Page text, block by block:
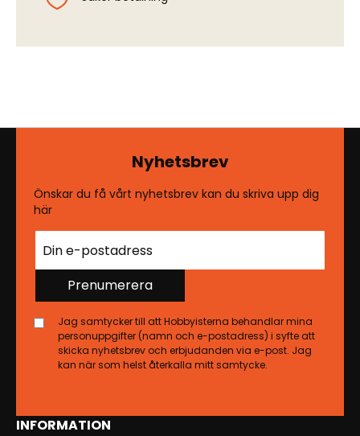
INFORMATION
Nyhetsbrev
Önskar du få vårt nyhetsbrev kan du skriva upp dig
här
Prenumerera
Jag samtycker till att Hobbyisterna behandlar mina
personuppgifter (namn och e-postadress) i syfte att
skicka nyhetsbrev och erbjudanden via e-post. Jag
kan när som helst återkalla mitt samtycke.